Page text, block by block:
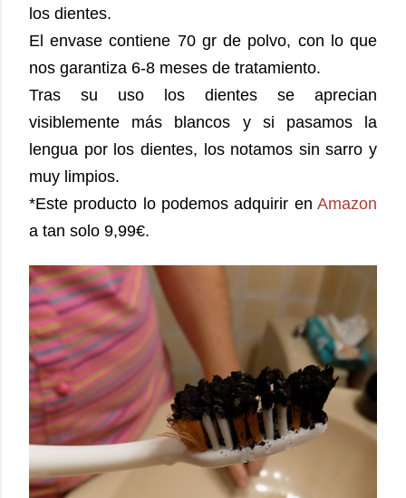
los dientes.
El envase contiene 70 gr de polvo, con lo que
nos garantiza 6-8 meses de tratamiento.
Tras su uso los dientes se aprecian
visiblemente más blancos y si pasamos la
lengua por los dientes, los notamos sin sarro y
muy limpios.
*Este producto lo podemos adquirir en Amazon
a tan solo 9,99€.